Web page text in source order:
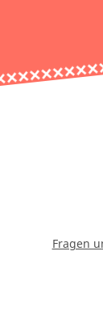
Fragen